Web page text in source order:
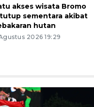
akses wisata Bromo
sementara akibat
hutan
2026 19:29